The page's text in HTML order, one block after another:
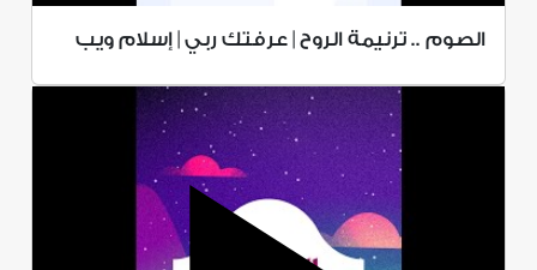
الصوم .. ترنيمة الروح | عرفتك ربي | إسلام ويب